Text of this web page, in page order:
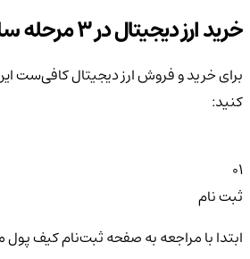
خرید ارز دیجیتال در 3 مرحله ساده
برای خرید و فروش ارز دیجیتال کافی‌ست
کنید:
01
ثبت نام
ابتدا با مراجعه به صفحه ثبت‌نام کیف‌ پول